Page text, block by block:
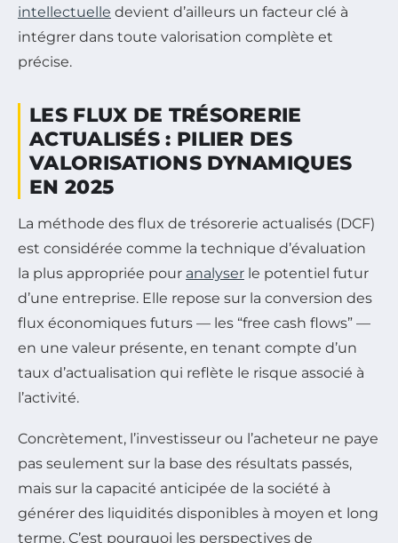
intellectuelle devient d’ailleurs un facteur clé à
intégrer dans toute valorisation complète et
précise.
LES FLUX DE TRÉSORERIE
ACTUALISÉS : PILIER DES
VALORISATIONS DYNAMIQUES
EN 2025
La méthode des flux de trésorerie actualisés (DCF)
est considérée comme la technique d’évaluation
la plus appropriée pour analyser le potentiel futur
d’une entreprise. Elle repose sur la conversion des
flux économiques futurs — les “free cash flows” —
en une valeur présente, en tenant compte d’un
taux d’actualisation qui reflète le risque associé à
l’activité.
Concrètement, l’investisseur ou l’acheteur ne paye
pas seulement sur la base des résultats passés,
mais sur la capacité anticipée de la société à
générer des liquidités disponibles à moyen et long
terme. C’est pourquoi les perspectives de